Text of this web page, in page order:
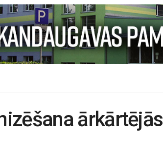
ārkārtējās